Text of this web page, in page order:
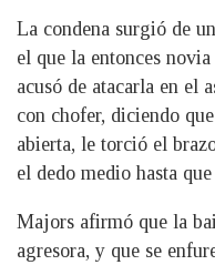
La condena surgió de
el que la entonces
acusó de atacarla en el
con chofer, diciendo
abierta, le torció el
el dedo medio hasta
Majors afirmó que la
agresora, y que se